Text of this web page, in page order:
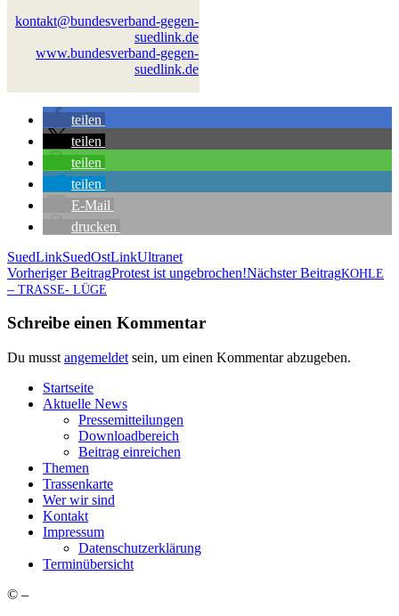
kontakt@bundesverband-gegen-
suedlink.de
www.bundesverband-gegen-
suedlink.de
tei­len
tei­len
tei­len
tei­len
E‑Mail
dru­cken
SuedLinkSuedOstLinkUltranet
Beitragsnavigation
Vorheriger BeitragPro­test ist ungebrochen!Nächster BeitragKOHLE
– TRASSE- LÜGE
Schreibe einen Kommentar
Du musst angemeldet sein, um einen Kommentar abzugeben.
Start­sei­te
Aktu­el­le News
Pres­se­mit­tei­lun­gen
Down­load­be­reich
Bei­trag einreichen
The­men
Tras­sen­kar­te
Wer wir sind
Kon­takt
Impres­sum
Daten­schutz­er­klä­rung
Ter­min­über­sicht
© –